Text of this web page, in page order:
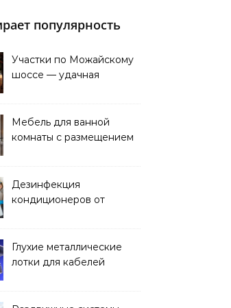
популярность
Участки по Можайскому
шоссе — удачная
Мебель для ванной
комнаты с размещением
Дезинфекция
кондиционеров от
Глухие металлические
лотки для кабелей